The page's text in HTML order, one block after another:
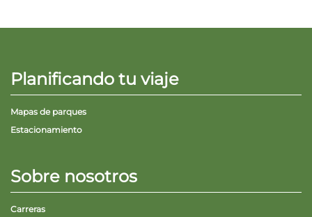
Planificando tu viaje
Mapas de parques
Estacionamiento
Sobre nosotros
Carreras